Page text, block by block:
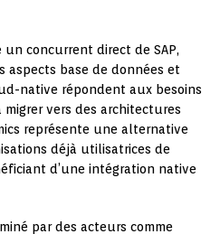
un concurrent direct de SAP,
base de données et
native répondent aux besoins
vers des architectures
représente une alternative
déjà utilisatrices de
d’une intégration native
par des acteurs comme